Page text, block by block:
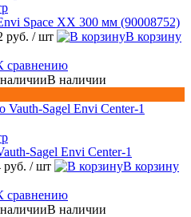
Space XX 300 мм (90008752)
руб. / шт
В корзину
сравнению
В наличии
Sagel Envi Center-1
руб. / шт
В корзину
сравнению
В наличии